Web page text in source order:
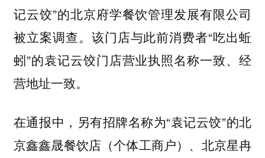
记云饺”的北京府学餐饮管理发展有限公司
被立案调查。该门店与此前消费者“吃出蚯
蚓”的袁记云饺门店营业执照名称一致、经
营地址一致。
在通报中，另有招牌名称为“袁记云饺”的北
京鑫鑫晟餐饮店（个体工商户）、北京星冉